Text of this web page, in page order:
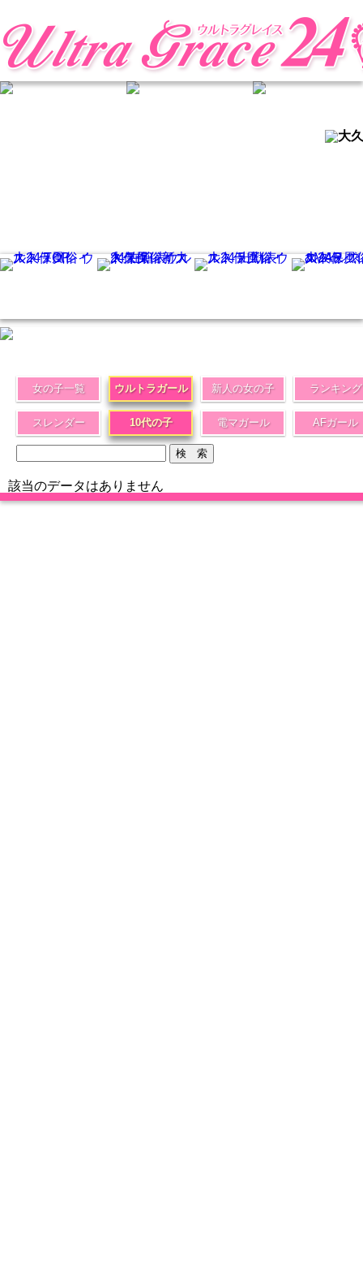
女の子一覧 ウルトラガール 新人の女の子 ランキング
スレンダー 10代の子 電マガール AFガール
該当のデータはありません